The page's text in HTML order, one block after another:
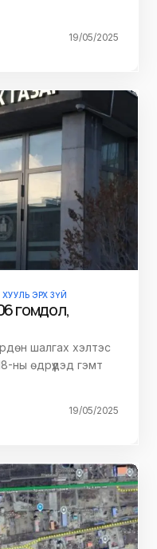
19/05/2025
ХУУЛЬ ЭРХ ЗҮЙ
гомдол,
шалгах хэлтэс
ны өдрүүдэд гэмт
19/05/2025